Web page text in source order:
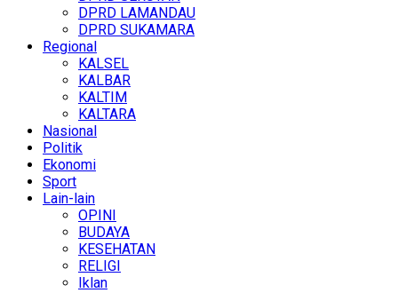
DPRD LAMANDAU
DPRD SUKAMARA
Regional
KALSEL
KALBAR
KALTIM
KALTARA
Nasional
Politik
Ekonomi
Sport
Lain-lain
OPINI
BUDAYA
KESEHATAN
RELIGI
Iklan